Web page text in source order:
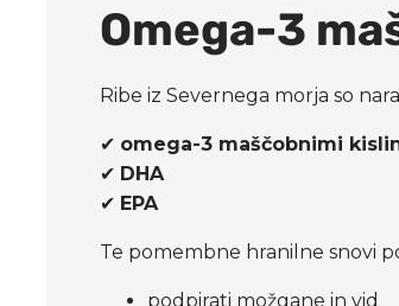
Omega-3
Ribe iz Severnega morja so
✔ omega-3 maščobnimi
✔ DHA
✔ EPA
Te pomembne hranilne snovi
podpirati možgane in vid